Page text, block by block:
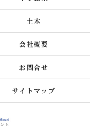
土木
会社概要
お問合せ
サイトマップ